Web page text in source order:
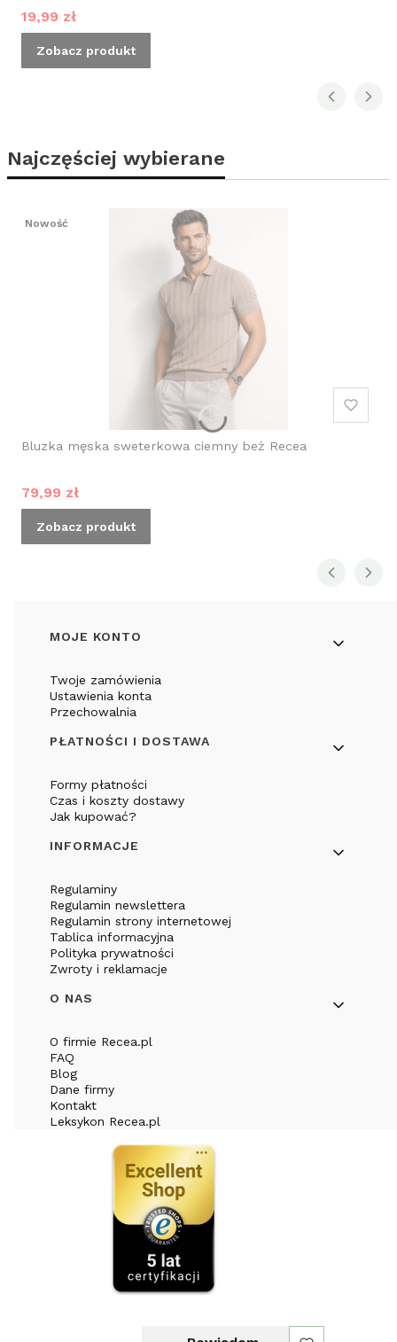
Cena promocyjna
19,99 zł
Zobacz produkt
Najczęściej wybierane
Nowość
Bluzka męska sweterkowa ciemny beż Recea
Cena promocyjna
79,99 zł
Zobacz produkt
Linki w stopce
MOJE KONTO
Twoje zamówienia
Ustawienia konta
Przechowalnia
PŁATNOŚCI I DOSTAWA
Formy płatności
Czas i koszty dostawy
Jak kupować?
INFORMACJE
Regulaminy
Regulamin newslettera
Regulamin strony internetowej
Tablica informacyjna
Polityka prywatności
Zwroty i reklamacje
O NAS
O firmie Recea.pl
FAQ
Blog
Dane firmy
Kontakt
Leksykon Recea.pl